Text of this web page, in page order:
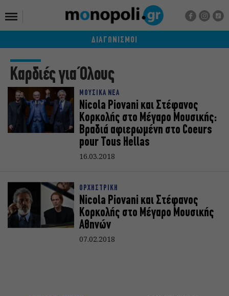
ΔΙΑΓΩΝΙΣΜΟΙ
Καρδιές για Όλους
ΜΟΥΣΙΚΑ ΝΕΑ
Νicola Piovani και Στέφανος
Κορκολής στο Μέγαρο Μουσικής:
Βραδιά αφιερωμένη στο Coeurs
pour Tous Hellas
16.03.2018
ΟΡΧΗΣΤΡΙΚΗ
Νicola Piovani και Στέφανος
Κορκολής στο Μέγαρο Μουσικής
Αθηνών
07.02.2018